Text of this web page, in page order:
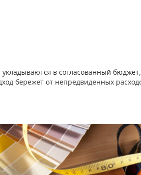
в согласованный
бережет от непредвиденных